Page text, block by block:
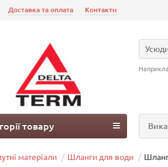
Доставка та оплата Контакти
товару
матеріали Шланги для води